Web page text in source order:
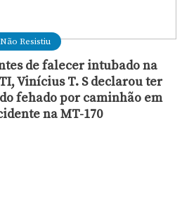
Não Resistiu
de falecer intubado na
Vinícius T. S declarou ter
fehado por caminhão em
na MT-170